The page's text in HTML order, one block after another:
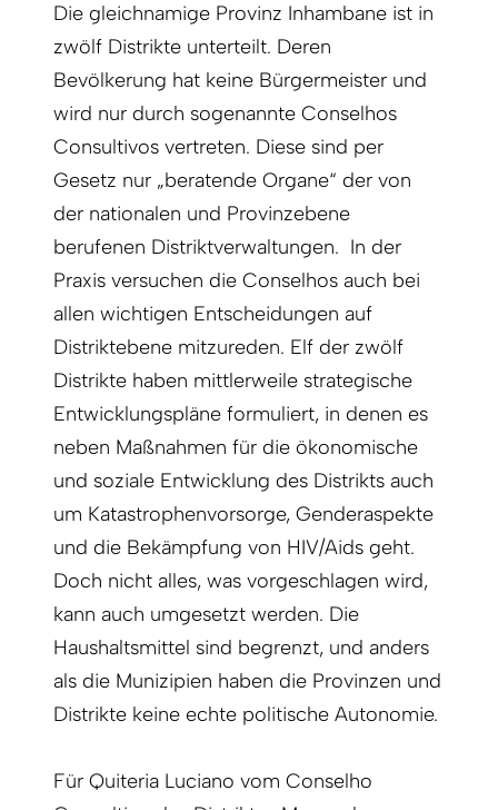
Die gleichnamige Provinz Inhambane ist in
zwölf Distrikte unterteilt. Deren
Bevölkerung hat keine Bürgermeister und
wird nur durch sogenannte Conselhos
Consultivos vertreten. Diese sind per
Gesetz nur „beratende Organe“ der von
der nationalen und Provinzebene
berufenen Distriktverwaltungen. In der
Praxis versuchen die Conselhos auch bei
allen wichtigen Entscheidungen auf
Distriktebene mitzureden. Elf der zwölf
Distrikte haben mittlerweile strategische
Entwicklungspläne formuliert, in denen es
neben Maßnahmen für die ökonomische
und soziale Entwicklung des Distrikts auch
um Katastrophenvorsorge, Genderaspekte
und die Bekämpfung von HIV/Aids geht.
Doch nicht alles, was vorgeschlagen wird,
kann auch umgesetzt werden. Die
Haushaltsmittel sind begrenzt, und anders
als die Munizipien haben die Provinzen und
Distrikte keine echte politische Autonomie.
Für Quiteria Luciano vom Conselho